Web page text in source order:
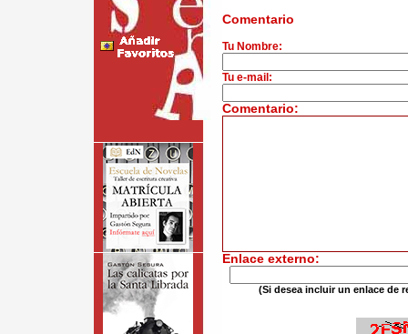
Comentario
Tu Nombre:
Tu e-mail:
Comentario:
Enlace externo:
(Si desea incluir un enlace de